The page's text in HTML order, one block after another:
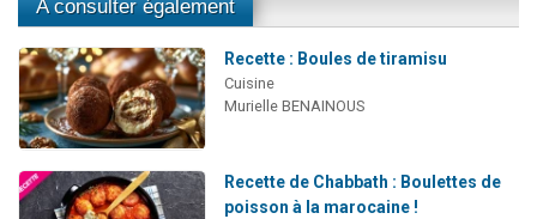
A consulter également
Recette : Boules de tiramisu
Cuisine
Murielle BENAINOUS
Recette de Chabbath : Boulettes de
poisson à la marocaine !